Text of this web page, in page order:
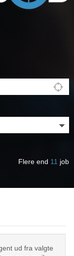
Flere end 11 job
ud fra valgte